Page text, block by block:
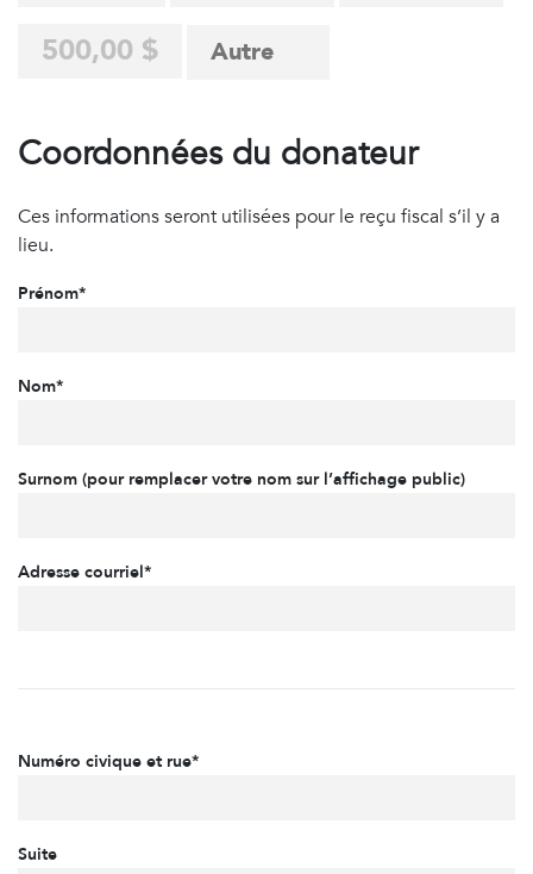
500,00 $
Coordonnées du donateur
Ces informations seront utilisées pour le reçu fiscal s’il y a
lieu.
Prénom*
Nom*
Surnom (pour remplacer votre nom sur l’affichage public)
Adresse courriel*
Numéro civique et rue*
Suite